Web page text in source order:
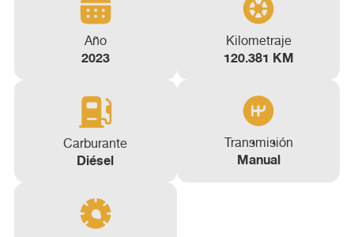
Año
2023
Kilometraje
120.381 KM
Carburante
Diésel
Transmisión
Manual